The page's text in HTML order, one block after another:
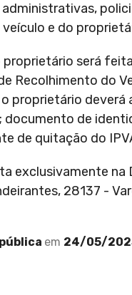
e do
será
Recolhimento do
proprietário
documento de
de quitação do
exclusivamente na
28137 -
em 24/05/